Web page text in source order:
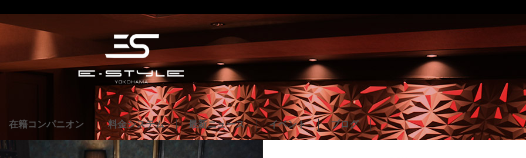
在籍コンパニオン 料金システム 最新ニュース イベント ブログ